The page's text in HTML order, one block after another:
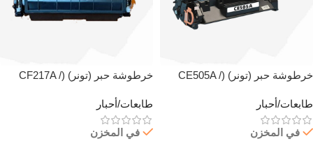
خرطوشة حبر (تونر) (CE505A /
متوافقة
طابعات/أحبار
في المخزن
خرطوشة حبر (تونر) (CF217A /
طابعات/أحبار
في المخزن